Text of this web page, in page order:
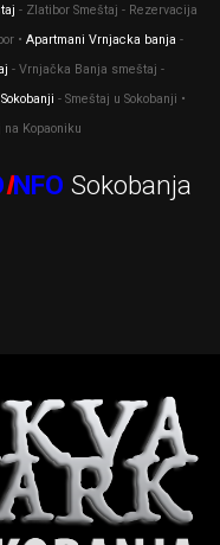
- Zlatibor Smeštaj - Rezervacija
• Apartmani Vrnjacka banja -
- Vrnjačka Banja smeštaj -
- Smeštaj u Sokobanji •
na Kopaoniku
INFO Sokobanja